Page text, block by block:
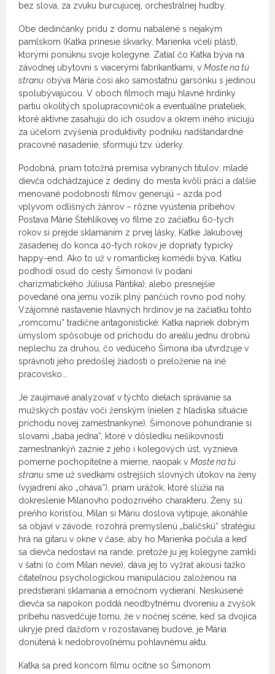
bez slova, za zvuku burcujúcej, orchestrálnej hudby.
Obe dedinčanky prídu z domu nabalené s nejakým
pamlskom (Katka prinesie škvarky, Marienka včelí plást),
ktorými ponúknu svoje kolegyne. Zatiaľ čo Katka býva na
závodnej ubytovni s viacerými fabrikantkami, v Moste na tú
stranu obýva Mária čosi ako samostatnú garsónku s jedinou
spolubývajúcou. V oboch filmoch majú hlavné hrdinky
partiu okolitých spolupracovníčok a eventuálne priateliek,
ktoré aktívne zasahujú do ich osudov a okrem iného iniciujú
za účelom zvýšenia produktivity podniku nadštandardné
pracovné nasadenie, sformujú tzv. úderky.
Podobná, priam totožná premisa vybraných titulov: mladé
dievča odchádzajúce z dediny do mesta kvôli práci a ďalšie
menované podobnosti filmov generujú – azda pod
vplyvom odlišných žánrov – rôzne vyústenia príbehov.
Postava Márie Štehlíkovej vo filme zo začiatku 60-tych
rokov si prejde sklamaním z prvej lásky, Katke Jakubovej
zasadenej do konca 40-tych rokov je dopriaty typický
happy-end. Ako to už v romantickej komédii býva, Katku
podhodí osud do cesty Šimonovi (v podaní
charizmatického Júliusa Pántika), alebo presnejšie
povedané ona jemu vozík plný pančúch rovno pod nohy.
Vzájomné nastavenie hlavných hrdinov je na začiatku tohto
„romcomu“ tradične antagonistické: Katka napriek dobrým
úmyslom spôsobuje od príchodu do areálu jednu drobnú
neplechu za druhou, čo vedúceho Šimona iba utvrdzuje v
správnoti jeho predošlej žiadosti o preloženie na iné
pracovisko...
Je zaujímavé analyzovať v týchto dielach správanie sa
mužských postáv voči ženským (nielen z hľadiska situácie
príchodu novej zamestnankyne). Šimonove pohundranie si
slovami „baba jedna“, ktoré v dôsledku nešikovnosti
zamestnankýň zaznie z jeho i kolegových úst, vyznieva
pomerne pochopiteľne a mierne, naopak v Moste na tú
stranu sme už svedkami ostrejších slovných útokov na ženy
(vyjadrení ako „ohava“), priam urážok, ktoré slúžia na
dokreslenie Milanovho podozrivého charakteru. Ženy sú
preňho korisťou, Milan si Máriu doslova vytipuje, akonáhle
sa objaví v závode, rozohrá premyslenú „baličskú“ stratégiu:
hrá na gitaru v okne v čase, aby ho Marienka počula a keď
sa dievča nedostaví na rande, pretože ju jej kolegyne zamkli
v šatni (o čom Milan nevie), dáva jej to vyžrať akousi ťažko
čitateľnou psychologickou manipuláciou založenou na
predstieraní sklamania a emočnom vydieraní. Neskúsené
dievča sa napokon poddá neodbytnému dvoreniu a zvyšok
príbehu nasvedčuje tomu, že v nočnej scéne, keď sa dvojica
ukryje pred dažďom v rozostavanej budove, je Mária
donútená k nedobrovoľnému pohlavnému aktu.
Katka sa pred koncom filmu ocitne so Šimonom